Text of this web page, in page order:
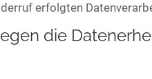
erfolgten
die